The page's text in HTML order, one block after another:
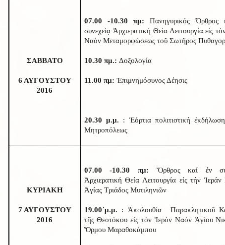
ΣΑΒΒΑΤΟ
6 ΑΥΓΟΥΣΤΟΥ
2016
07.00 -10.30 πμ: Πανηγυρικός Ὄρθρος
συνεχείᾳ Ἀρχιερατική Θεία Λειτουργία εἰς
Ναόν Μεταμορφώσεως τοῦ Σωτῆρος
10.30 πμ.: Δοξολογία
11.00 πμ: Ἐπιμνημόσυνος Δέησις
20.30 μ.μ. : Ἑόρτια πολιτιστική
Μητροπόλεως
ΚΥΡΙΑΚΗ
7 ΑΥΓΟΥΣΤΟΥ
2016
07.00 -10.30 πμ: Ὄρθρος καί ἐν
Ἀρχιερατική Θεία Λειτουργία εἰς τήν
Ἁγίας Τριάδος Μυτιληνιῶν
19.00΄μ.μ. : Ἀκολουθία Παρακλητικοῦ
τῆς Θεοτόκου εἰς τόν Ἱερόν Ναόν Ἁγίου
Ὅρμου Μαραθοκάμπου